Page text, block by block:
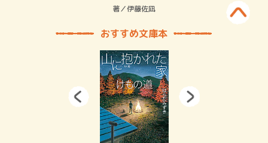
著／伊藤佐凪
おすすめ文庫本